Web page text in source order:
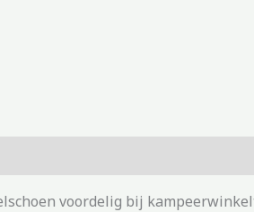
voordelig bij